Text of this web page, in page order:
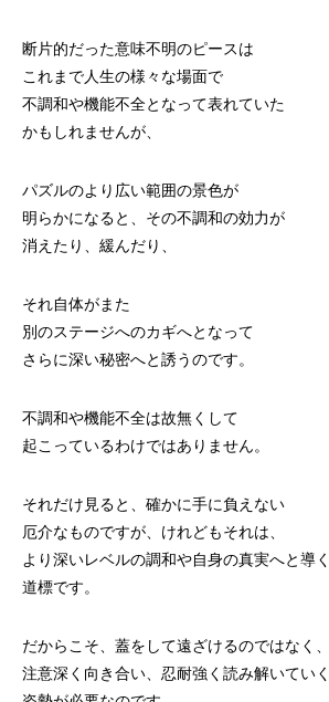
断片的だった意味不明のピースは
これまで人生の様々な場面で
不調和や機能不全となって表れていた
かもしれませんが、
パズルのより広い範囲の景色が
明らかになると、その不調和の効力が
消えたり、緩んだり、
それ自体がまた
別のステージへのカギへとなって
さらに深い秘密へと誘うのです。
不調和や機能不全は故無くして
起こっているわけではありません。
それだけ見ると、確かに手に負えない
厄介なものですが、けれどもそれは、
より深いレベルの調和や自身の真実へと導く
道標です。
だからこそ、蓋をして遠ざけるのではなく、
注意深く向き合い、忍耐強く読み解いていく